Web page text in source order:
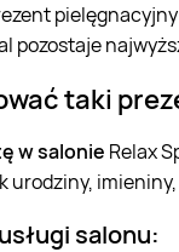
pozostaje
taki
w salonie Relax
urodziny,
salonu: